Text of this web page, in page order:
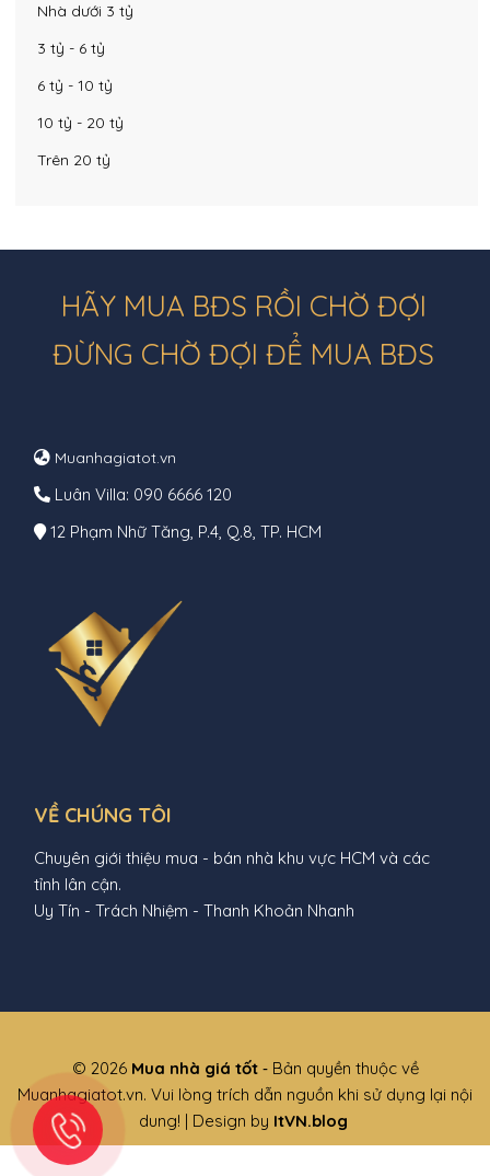
Nhà dưới 3 tỷ
3 tỷ - 6 tỷ
6 tỷ - 10 tỷ
10 tỷ - 20 tỷ
Trên 20 tỷ
HÃY MUA BĐS RỒI CHỜ ĐỢI
ĐỪNG CHỜ ĐỢI ĐỂ MUA BĐS
Muanhagiatot.vn
Luân Villa: 090 6666 120
12 Phạm Nhữ Tăng, P.4, Q.8, TP. HCM
VỀ CHÚNG TÔI
Chuyên giới thiệu mua - bán nhà khu vực HCM và các
tỉnh lân cận.
Uy Tín - Trách Nhiệm - Thanh Khoản Nhanh
© 2026 Mua nhà giá tốt‐ Bản quyền thuộc về
Muanhagiatot.vn. Vui lòng trích dẫn nguồn khi sử dụng lại nội
dung! | Design by ItVN.blog